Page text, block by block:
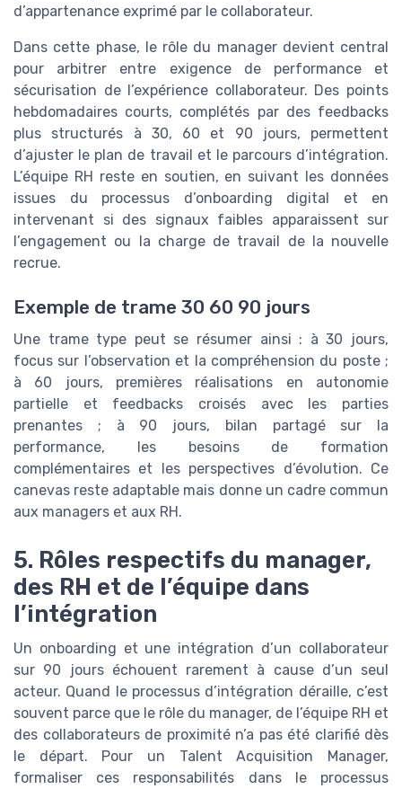
d’appartenance exprimé par le collaborateur.
Dans cette phase, le rôle du manager devient central
pour arbitrer entre exigence de performance et
sécurisation de l’expérience collaborateur. Des points
hebdomadaires courts, complétés par des feedbacks
plus structurés à 30, 60 et 90 jours, permettent
d’ajuster le plan de travail et le parcours d’intégration.
L’équipe RH reste en soutien, en suivant les données
issues du processus d’onboarding digital et en
intervenant si des signaux faibles apparaissent sur
l’engagement ou la charge de travail de la nouvelle
recrue.
Exemple de trame 30 60 90 jours
Une trame type peut se résumer ainsi : à 30 jours,
focus sur l’observation et la compréhension du poste ;
à 60 jours, premières réalisations en autonomie
partielle et feedbacks croisés avec les parties
prenantes ; à 90 jours, bilan partagé sur la
performance, les besoins de formation
complémentaires et les perspectives d’évolution. Ce
canevas reste adaptable mais donne un cadre commun
aux managers et aux RH.
5. Rôles respectifs du manager,
des RH et de l’équipe dans
l’intégration
Un onboarding et une intégration d’un collaborateur
sur 90 jours échouent rarement à cause d’un seul
acteur. Quand le processus d’intégration déraille, c’est
souvent parce que le rôle du manager, de l’équipe RH et
des collaborateurs de proximité n’a pas été clarifié dès
le départ. Pour un Talent Acquisition Manager,
formaliser ces responsabilités dans le processus